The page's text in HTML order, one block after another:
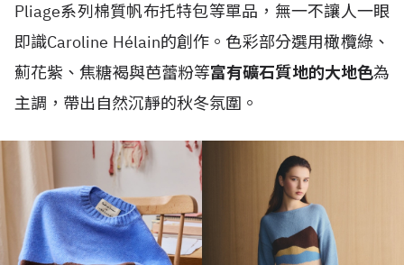
Pliage系列棉質帆布托特包等單品，無一不讓人一眼
即識Caroline Hélain的創作。色彩部分選用橄欖綠、
薊花紫、焦糖褐與芭蕾粉等富有礦石質地的大地色為
主調，帶出自然沉靜的秋冬氛圍。